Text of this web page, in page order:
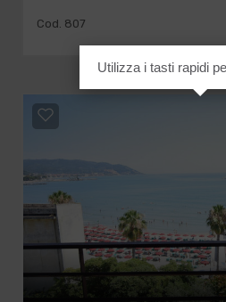
Cod. 807
Utilizza i tasti rapidi